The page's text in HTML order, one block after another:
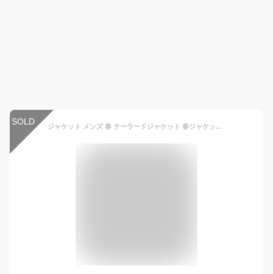
SOLD ジャケット メンズ 春 テーラードジャケット 春ジャケット カジュアル 薄手アウター 薄手ジャケット セットアップ可 上下セット可 テレワーク 春服 ビジネス 黒 白 メンズファッション 40代 50代 ブレザー